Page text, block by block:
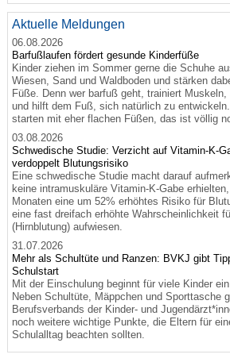
Aktuelle Meldungen
06.08.2026
Barfußlaufen fördert gesunde Kinderfüße
Kinder ziehen im Sommer gerne die Schuhe
Wiesen, Sand und Waldboden und stärken
Füße. Denn wer barfuß geht, trainiert Muskeln,
und hilft dem Fuß, sich natürlich zu
starten mit eher flachen Füßen, das ist völlig
03.08.2026
Schwedische Studie: Verzicht auf Vitamin-K-
verdoppelt Blutungsrisiko
Eine schwedische Studie macht darauf
keine intramuskuläre Vitamin-K-Gabe
Monaten eine um 52% erhöhtes Risiko für
eine fast dreifach erhöhte Wahrscheinlichkeit
(Hirnblutung) aufwiesen.
31.07.2026
Mehr als Schultüte und Ranzen: BVKJ gibt
Schulstart
Mit der Einschulung beginnt für viele Kinder
Neben Schultüte, Mäppchen und Sporttasche
Berufsverbands der Kinder- und
noch weitere wichtige Punkte, die Eltern für
Schulalltag beachten sollten.